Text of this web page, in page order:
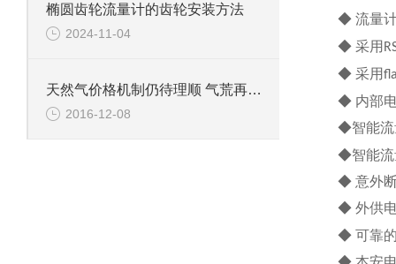
椭圆齿轮流量计的齿轮安装方法
2024-11-04
天然气价格机制仍待理顺 气荒再袭气源地
2016-12-08
◆ 流量
◆ 采用
◆ 采用
◆ 内部
◆智能流
◆智能流
◆ 意外
◆ 外供
◆ 可靠